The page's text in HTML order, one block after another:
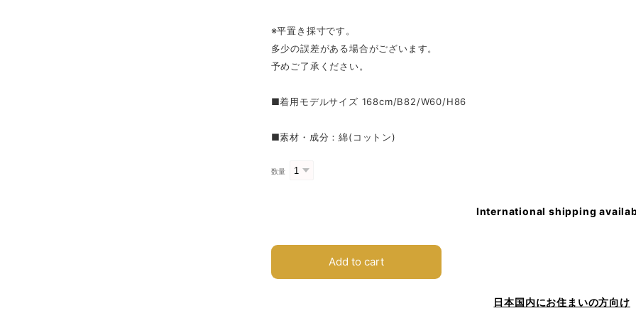
※平置き採寸です。
多少の誤差がある場合がございます。
予めご了承ください。
■着用モデルサイズ 168cm/B82/W60/H86
■素材・成分：綿(コットン)
数量
International shipping
Add to cart
日本国内にお住まいの方向け